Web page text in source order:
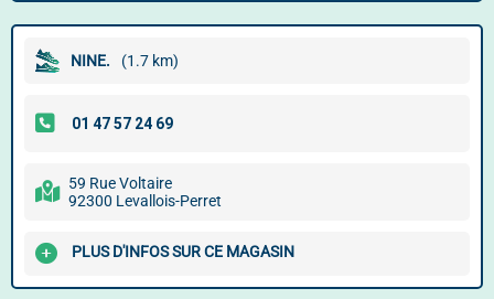
NINE. (1.7 km)
59 Rue Voltaire
92300 Levallois-Perret
PLUS D'INFOS SUR CE MAGASIN